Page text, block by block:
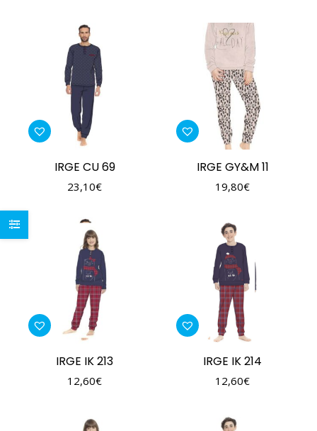
IRGE CU 69
23,10€
IRGE GY&M 11
19,80€
IRGE IK 213
12,60€
IRGE IK 214
12,60€